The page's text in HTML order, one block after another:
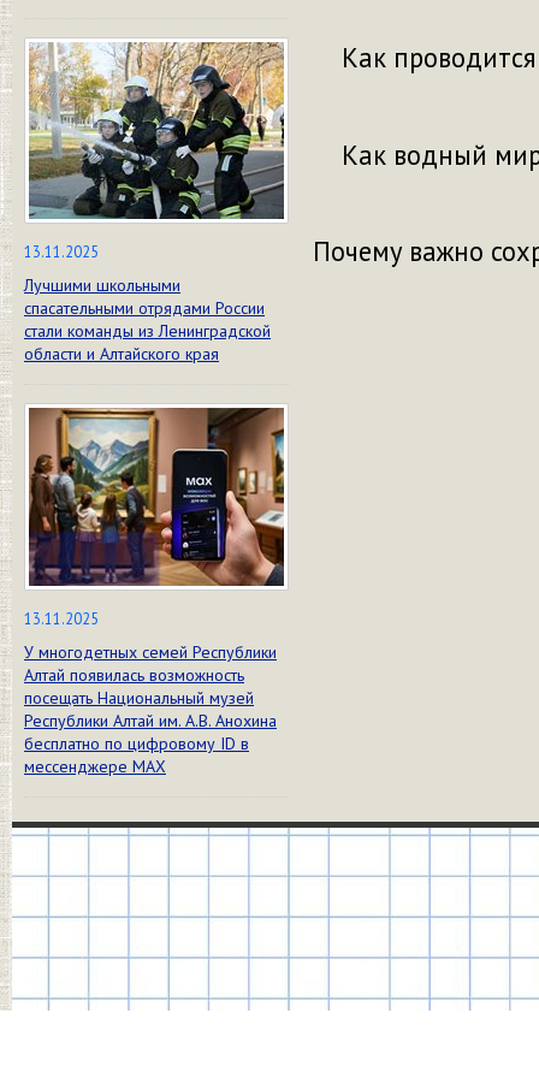
13.11.2025
Лучшими школьными
спасательными отрядами России
стали команды из Ленинградской
области и Алтайского края
13.11.2025
У многодетных семей Республики
Алтай появилась возможность
посещать Национальный музей
Республики Алтай им. А.В. Анохина
бесплатно по цифровому ID в
мессенджере МАХ
Как
Как водный
Почему важно